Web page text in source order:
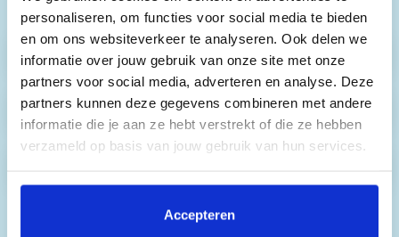
personaliseren, om functies voor social media te bieden
en om ons websiteverkeer te analyseren. Ook delen we
informatie over jouw gebruik van onze site met onze
partners voor social media, adverteren en analyse. Deze
partners kunnen deze gegevens combineren met andere
informatie die je aan ze hebt verstrekt of die ze hebben
verzameld op basis van jouw gebruik van hun services.
Door op 'Accepteren' te klikken, stem je in met het
plaatsen van alle cookies. Klik op 'Details' voor een
Accepteren
boekingsformulier.
Skipassen
Skihuur